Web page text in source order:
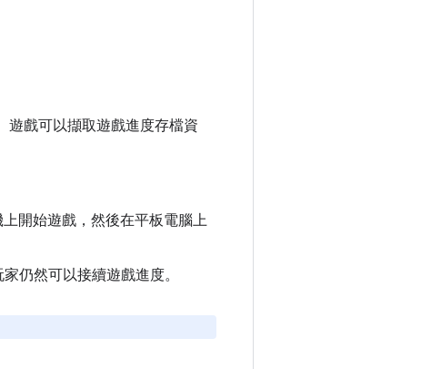
遊戲可以擷取遊戲進度存檔資
開始遊戲，然後在平板電腦上
仍然可以接續遊戲進度。